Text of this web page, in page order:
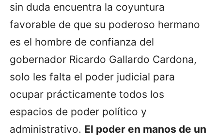
sin duda encuentra la coyuntura
favorable de que su poderoso hermano
es el hombre de confianza del
gobernador Ricardo Gallardo Cardona,
solo les falta el poder judicial para
ocupar prácticamente todos los
espacios de poder político y
administrativo. El poder en manos de un